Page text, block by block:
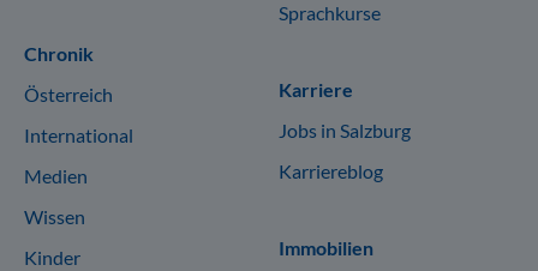
Chronik
Österreich
International
Medien
Wissen
Kinder
Sprachkurse
Karriere
Jobs in Salzburg
Karriereblog
Immobilien